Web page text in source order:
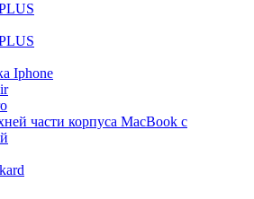
Iphone
части корпуса MacBook с